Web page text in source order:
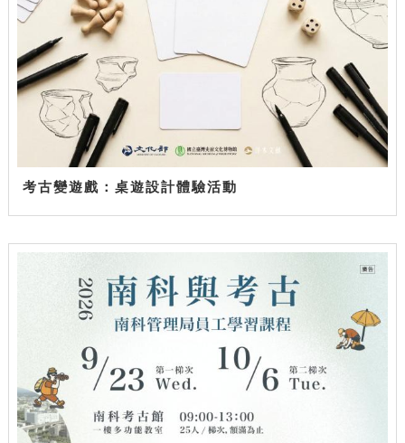
考古變遊戲：桌遊設計體驗活動